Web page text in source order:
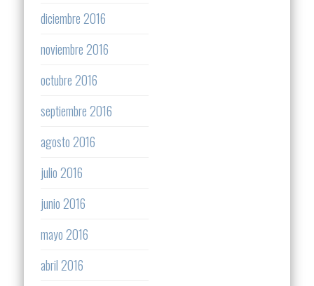
diciembre 2016
noviembre 2016
octubre 2016
septiembre 2016
agosto 2016
julio 2016
junio 2016
mayo 2016
abril 2016